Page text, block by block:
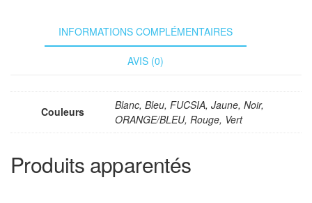
INFORMATIONS COMPLÉMENTAIRES
AVIS (0)
Couleurs
Blanc, Bleu, FUCSIA, Jaune, Noir,
ORANGE/BLEU, Rouge, Vert
Produits apparentés